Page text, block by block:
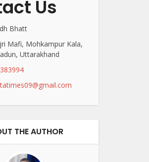
Us
Bhatt
Mafi, Mohkampur Kala,
Uttarakhand
THE AUTHOR